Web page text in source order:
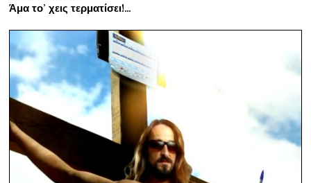
Άμα το’ χεις τερματίσει!…